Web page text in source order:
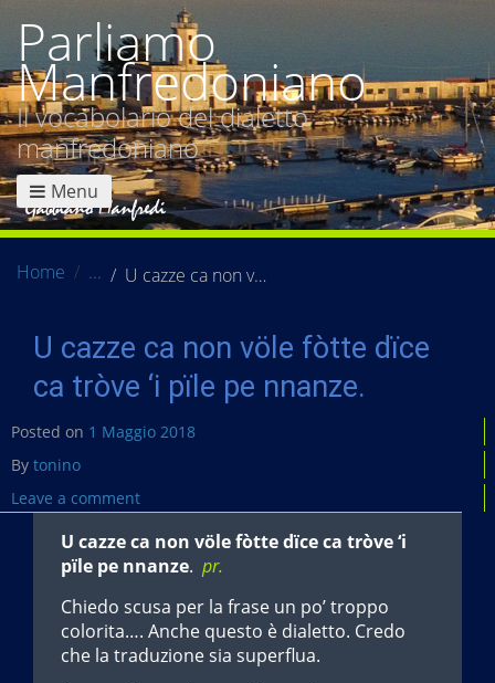
Parliamo
Manfredoniano
Il vocabolario del dialetto
manfredoniano
Menu
Home U cazze ca non völe fòtte dïce ca tròve ‘i pïle pe nnanze.
U cazze ca non völe fòtte dïce
ca tròve ‘i pïle pe nnanze.
Posted on 1 Maggio 2018
By tonino
Leave a comment
U cazze ca non völe fòtte dïce ca tròve ‘i
pïle pe nnanze. pr.
Chiedo scusa per la frase un po’ troppo
colorita…. Anche questo è dialetto. Credo
che la traduzione sia superflua.